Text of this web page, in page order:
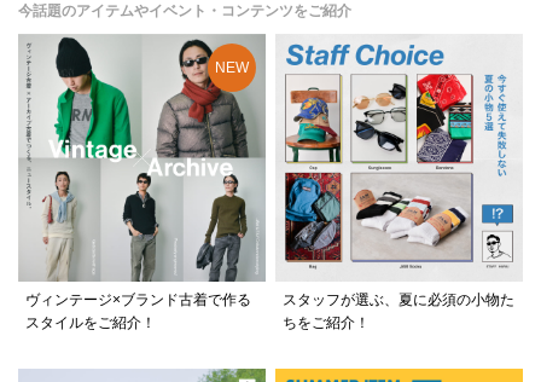
今話題のアイテムやイベント・コンテンツをご紹介
ヴィンテージ×ブランド古着で作る
スタイルをご紹介！
スタッフが選ぶ、夏に必須の小物た
ちをご紹介！